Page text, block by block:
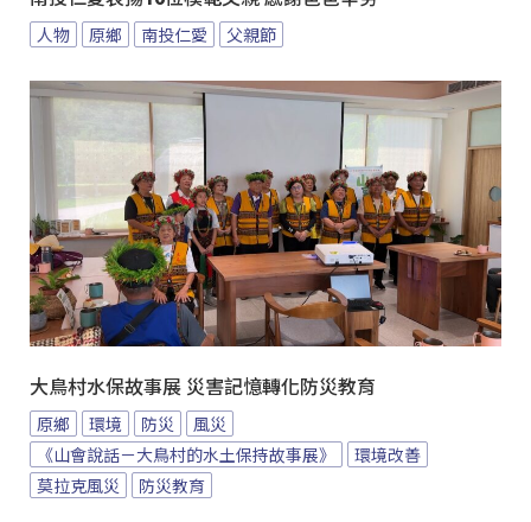
人物 原鄉 南投仁愛 父親節
大鳥村水保故事展 災害記憶轉化防災教育
原鄉 環境 防災
風災
《山會說話－大鳥村的水土保持故事展》
環境改善
莫拉克風災
防災教育